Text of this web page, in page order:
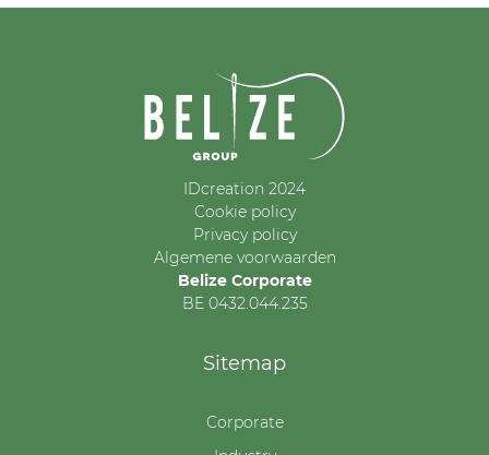
IDcreation 2024
Cookie policy
Privacy policy
Algemene voorwaarden
Belize Corporate
BE 0432.044.235
Sitemap
Corporate